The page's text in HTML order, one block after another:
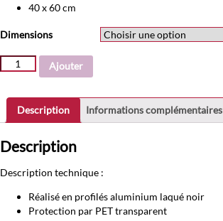
40 x 60 cm
Dimensions
quantité
affiche
extérieur
Ajouter
Description Informations complémentaires
Description
Description technique :
Réalisé en profilés aluminium laqué noir
Protection par PET transparent